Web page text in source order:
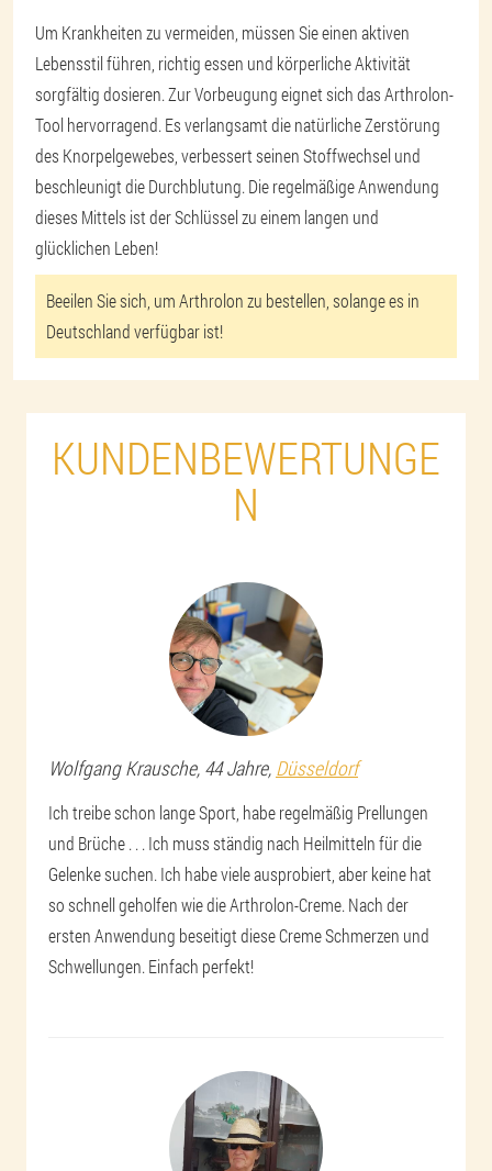
Um Krankheiten zu vermeiden, müssen Sie einen aktiven
Lebensstil führen, richtig essen und körperliche Aktivität
sorgfältig dosieren. Zur Vorbeugung eignet sich das Arthrolon-
Tool hervorragend. Es verlangsamt die natürliche Zerstörung
des Knorpelgewebes, verbessert seinen Stoffwechsel und
beschleunigt die Durchblutung. Die regelmäßige Anwendung
dieses Mittels ist der Schlüssel zu einem langen und
glücklichen Leben!
Beeilen Sie sich, um Arthrolon zu bestellen, solange es in
Deutschland verfügbar ist!
KUNDENBEWERTUNGE
N
Wolfgang Krausche, 44 Jahre, Düsseldorf
Ich treibe schon lange Sport, habe regelmäßig Prellungen
und Brüche . . . Ich muss ständig nach Heilmitteln für die
Gelenke suchen. Ich habe viele ausprobiert, aber keine hat
so schnell geholfen wie die Arthrolon-Creme. Nach der
ersten Anwendung beseitigt diese Creme Schmerzen und
Schwellungen. Einfach perfekt!